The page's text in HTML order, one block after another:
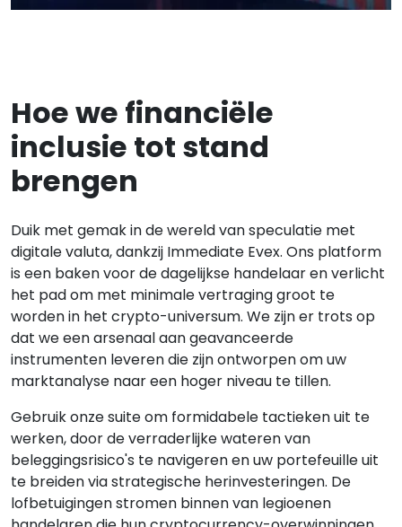
Hoe we financiële
inclusie tot stand
brengen
Duik met gemak in de wereld van speculatie met
digitale valuta, dankzij Immediate Evex. Ons platform
is een baken voor de dagelijkse handelaar en verlicht
het pad om met minimale vertraging groot te
worden in het crypto-universum. We zijn er trots op
dat we een arsenaal aan geavanceerde
instrumenten leveren die zijn ontworpen om uw
marktanalyse naar een hoger niveau te tillen.
Gebruik onze suite om formidabele tactieken uit te
werken, door de verraderlijke wateren van
beleggingsrisico's te navigeren en uw portefeuille uit
te breiden via strategische herinvesteringen. De
lofbetuigingen stromen binnen van legioenen